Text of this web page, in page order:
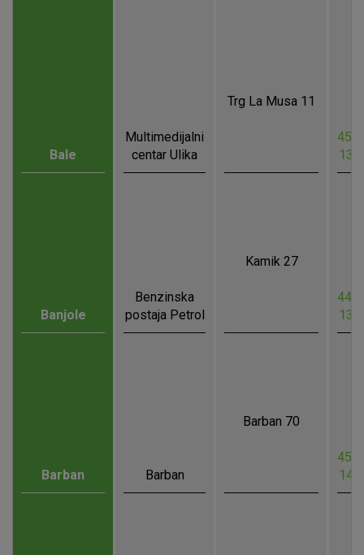
Bale
Multimedijalni
centar Ulika
Trg La Musa 11
Banjole
Benzinska
postaja Petrol
Kamik 27
Barban Barban
Barban 70